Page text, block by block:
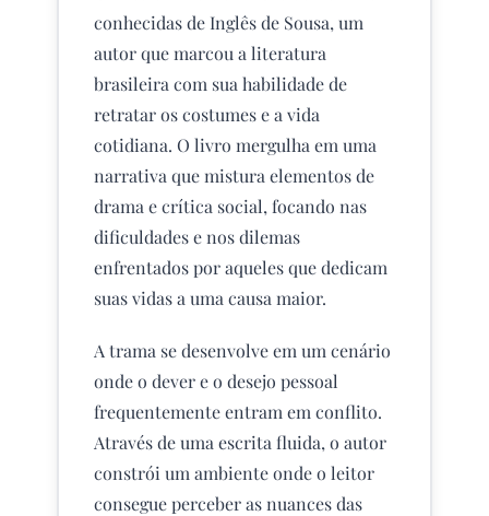
conhecidas de Inglês de Sousa, um
autor que marcou a literatura
brasileira com sua habilidade de
retratar os costumes e a vida
cotidiana. O livro mergulha em uma
narrativa que mistura elementos de
drama e crítica social, focando nas
dificuldades e nos dilemas
enfrentados por aqueles que dedicam
suas vidas a uma causa maior.
A trama se desenvolve em um cenário
onde o dever e o desejo pessoal
frequentemente entram em conflito.
Através de uma escrita fluida, o autor
constrói um ambiente onde o leitor
consegue perceber as nuances das